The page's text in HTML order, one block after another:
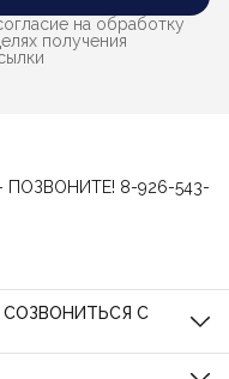
на обработку
получения
8-926-543-
С